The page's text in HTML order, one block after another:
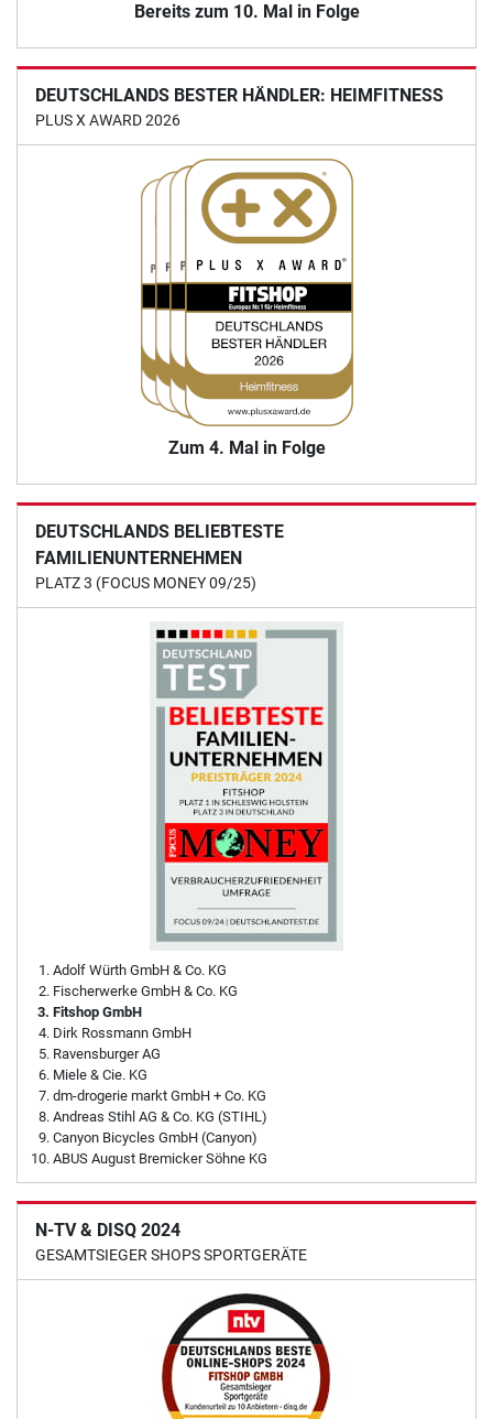
Bereits zum 10. Mal in Folge
DEUTSCHLANDS BESTER HÄNDLER: HEIMFITNESS
PLUS X AWARD 2026
Zum 4. Mal in Folge
DEUTSCHLANDS BELIEBTESTE
FAMILIENUNTERNEHMEN
PLATZ 3 (FOCUS MONEY 09/25)
Adolf Würth GmbH & Co. KG
Fischerwerke GmbH & Co. KG
Fitshop GmbH
Dirk Rossmann GmbH
Ravensburger AG
Miele & Cie. KG
dm-drogerie markt GmbH + Co. KG
Andreas Stihl AG & Co. KG (STIHL)
Canyon Bicycles GmbH (Canyon)
ABUS August Bremicker Söhne KG
N-TV & DISQ 2024
GESAMTSIEGER SHOPS SPORTGERÄTE